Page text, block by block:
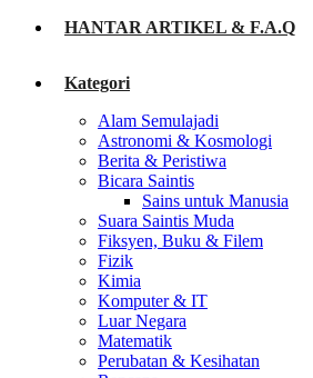
HANTAR ARTIKEL & F.A.Q
Kategori
Alam Semulajadi
Astronomi & Kosmologi
Berita & Peristiwa
Bicara Saintis
Sains untuk Manusia
Suara Saintis Muda
Fiksyen, Buku & Filem
Fizik
Kimia
Komputer & IT
Luar Negara
Matematik
Perubatan & Kesihatan